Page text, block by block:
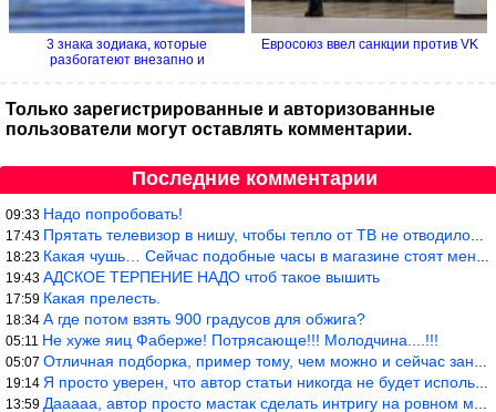
3 знака зодиака, которые
разбогатеют внезапно и
Евросоюз ввел санкции против VK
Только зарегистрированные и авторизованные
пользователи могут оставлять комментарии.
Последние комментарии
09:33 Надо попробовать!
17:43 Прятать телевизор в нишу, чтобы тепло от ТВ не отводилось и теле
18:23 Какая чушь… Сейчас подобные часы в магазине стоят меньше 10 долл
19:43 АДСКОЕ ТЕРПЕНИЕ НАДО чтоб такое вышить
17:59 Какая прелесть.
18:34 А где потом взять 900 градусов для обжига?
05:11 Не хуже яиц Фаберже! Потрясающе!!! Молодчина....!!!
05:07 Отличная подборка, пример тому, чем можно и сейчас заниматься…
19:14 Я просто уверен, что автор статьи никогда не будет использовать
13:59 Дааааа, автор просто мастак сделать интригу на ровном месте! А н